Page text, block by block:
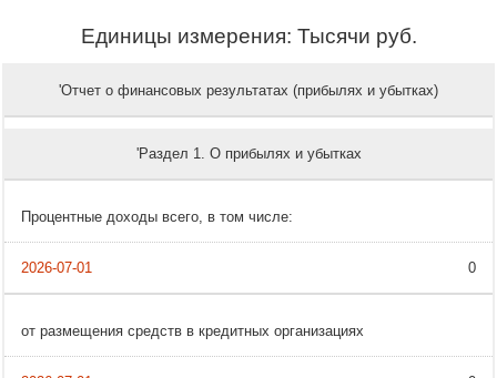
Единицы измерения: Тысячи руб.
'Отчет о финансовых результатах (прибылях и убытках)
'Раздел 1. О прибылях и убытках
Процентные доходы всего, в том числе:
0
от размещения средств в кредитных организациях